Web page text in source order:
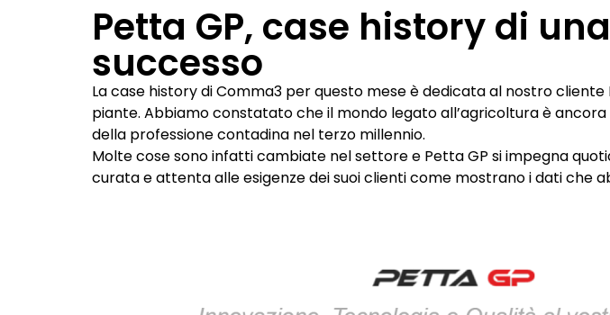
Petta GP, case history di
successo
La case history di Comma3 per questo mese è dedicata al nostro cliente
piante. Abbiamo constatato che il mondo legato all’agricoltura è
della professione contadina nel terzo millennio.
Molte cose sono infatti cambiate nel settore e Petta GP si impegna
curata e attenta alle esigenze dei suoi clienti come mostrano i dati che